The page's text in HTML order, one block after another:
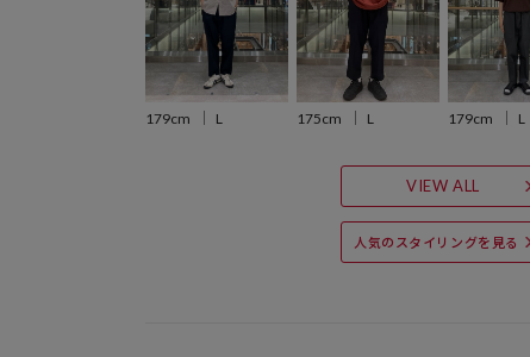
179cm L 175cm L 179cm L
VIEW ALL
人気のスタイリングを見る